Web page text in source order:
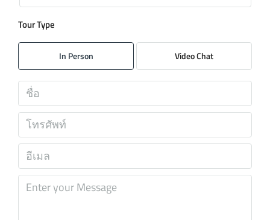
10
11
12
Tour Type
In Person Video Chat